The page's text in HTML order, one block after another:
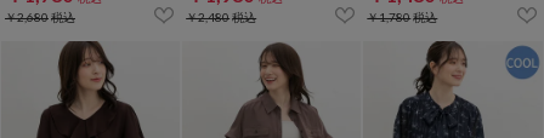
￥2,680税込
￥2,480税込
￥1,780税込